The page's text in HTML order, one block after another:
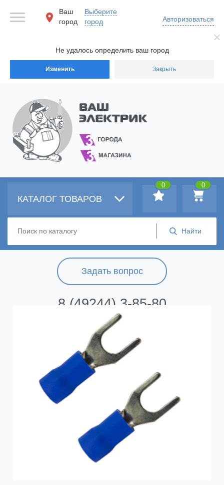
Не удалось определить ваш город
Изменить Закрыть
Ваш
город
Выберите
город
Авторизоваться
Задать вопрос
8 (49244) 3-85-80
КАТАЛОГ ТОВАРОВ
0
0